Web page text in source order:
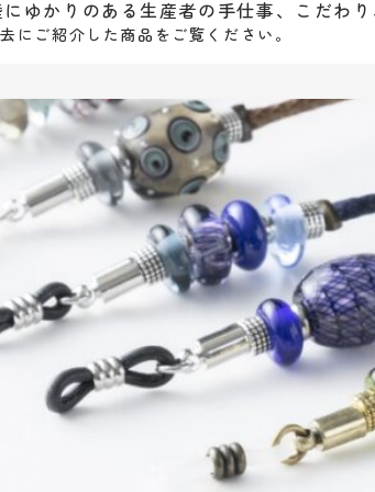
にゆかりのある生産者の手仕事、こだわ
にご紹介した商品をご覧ください。